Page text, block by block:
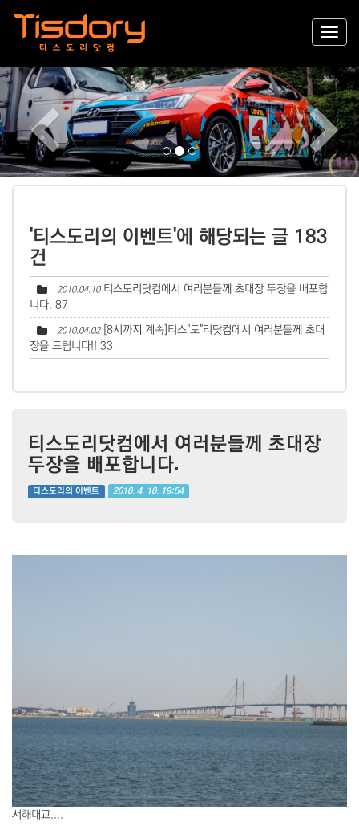
Previous
'티스도리의 이벤트'에 해당되는 글 183
건
2010.04.10 티스도리닷컴에서 여러분들께 초대장 두장을 배포합
니다. 87
2010.04.02
[8시까지 계속]티스"도"리닷컴에서 여러분들께 초대
장을 드립니다!! 33
티스도리닷컴에서 여러분들께 초대장
두장을 배포합니다.
티스도리의 이벤트 2010. 4. 10. 19:54
서해대교....